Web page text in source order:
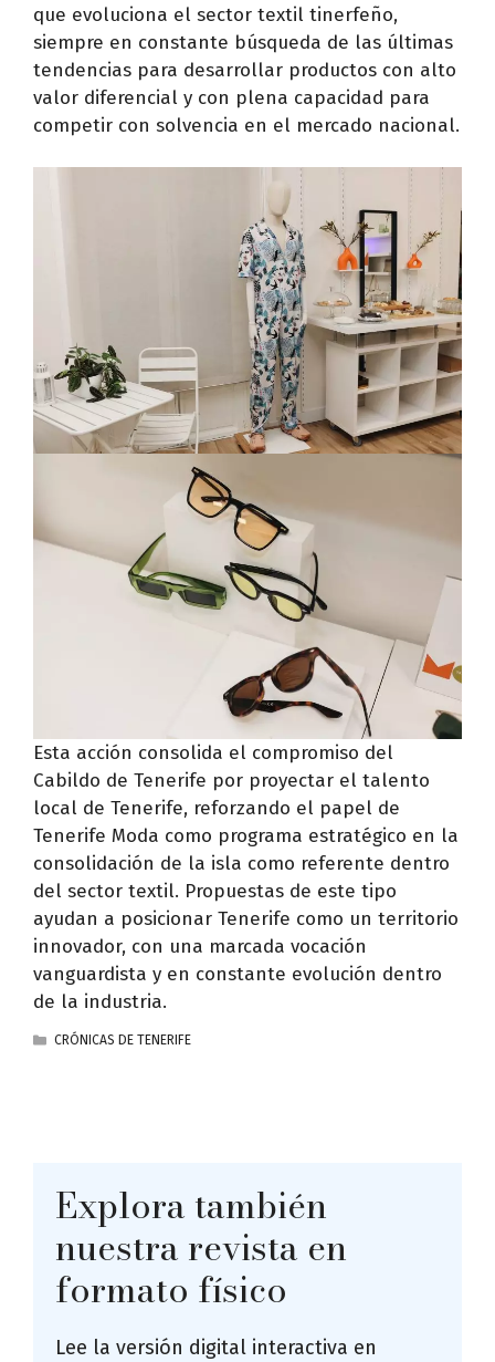
que evoluciona el sector textil tinerfeño,
siempre en constante búsqueda de las últimas
tendencias para desarrollar productos con alto
valor diferencial y con plena capacidad para
competir con solvencia en el mercado nacional.
Esta acción consolida el compromiso del
Cabildo de Tenerife por proyectar el talento
local de Tenerife, reforzando el papel de
Tenerife Moda como programa estratégico en la
consolidación de la isla como referente dentro
del sector textil. Propuestas de este tipo
ayudan a posicionar Tenerife como un territorio
innovador, con una marcada vocación
vanguardista y en constante evolución dentro
de la industria.
CATEGORÍAS
CRÓNICAS DE TENERIFE
Explora también
nuestra revista en
formato físico
Lee la versión digital interactiva en